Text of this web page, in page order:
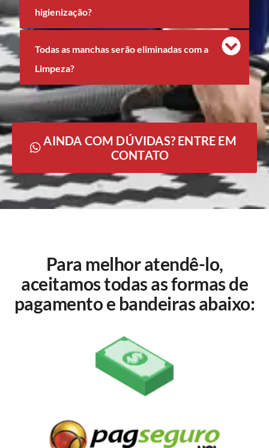
higienização?
Todas as manchas serão eliminadas com a
Limpeza?
AINDA COM DÚVIDAS? ENTRE EM
CONTATO
Para melhor atendê-lo,
aceitamos todas as formas de
pagamento e bandeiras abaixo: